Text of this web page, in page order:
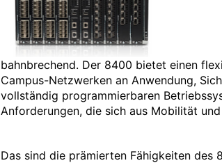
bahnbrechend. Der 8400 bietet einen
Campus-Netzwerken an Anwendung,
vollständig programmierbaren
Anforderungen, die sich aus Mobilität
Das sind die prämierten Fähigkeiten des